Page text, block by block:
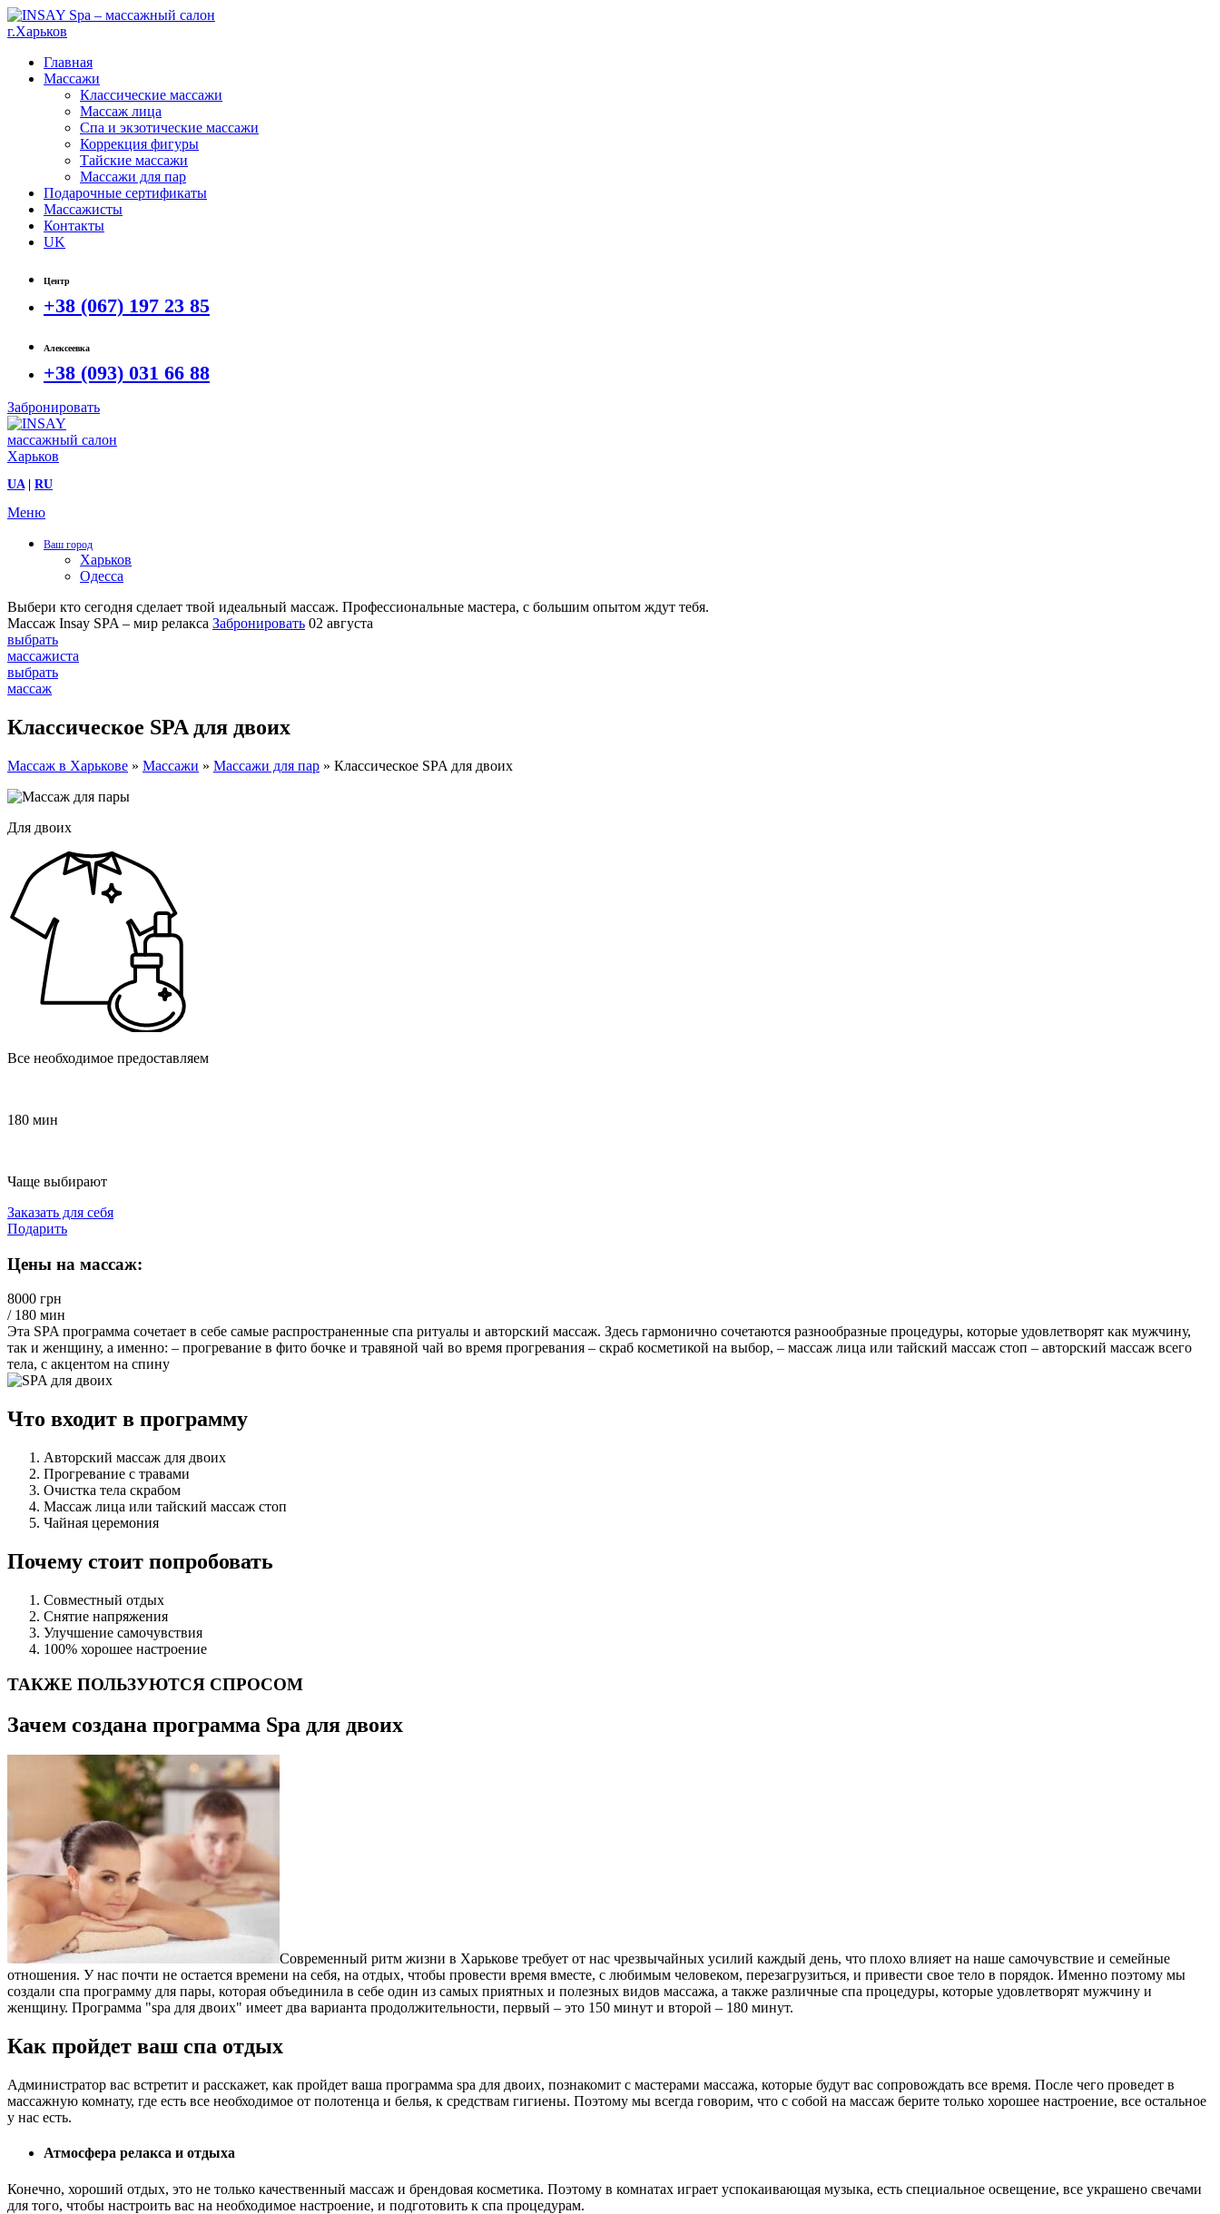
Главная
Массажи
Классические массажи
Массаж лица
Спа и экзотические массажи
Коррекция фигуры
Тайские массажи
Массажи для пар
Подарочные сертификаты
Массажисты
Контакты
UK
Центр
+38 (067) 197 23 85
Алексеевка
+38 (093) 031 66 88
Забронировать
UA| RU
Меню
Ваш город
Харьков
Одесса
Выбери кто сегодня сделает твой идеальный массаж. Профессиональные мастера, с большим опытом ждут тебя.
Массаж Insay SPA – мир релакса Забронировать 02 августа
выбрать
массажиста
выбрать
массаж
Классическое SPA для двоих
Массаж в Харькове » Массажи » Массажи для пар » Классическое SPA для двоих
Для двоих
Все необходимое предоставляем
180 мин
Чаще выбирают
Заказать для себя
Подарить
Цены на массаж:
8000 грн
/ 180 мин
Эта SPA программа сочетает в себе самые распространенные спа ритуалы и авторский массаж. Здесь гармонично сочетаются разнообразные процедуры, которые удовлетворят как мужчину,
так и женщину, а именно: – прогревание в фито бочке и травяной чай во время прогревания – скраб косметикой на выбор, – массаж лица или тайский массаж стоп – авторский массаж всего
тела, с акцентом на спину
Что входит в программу
Авторский массаж для двоих
Прогревание с травами
Очистка тела скрабом
Массаж лица или тайский массаж стоп
Чайная церемония
Почему стоит попробовать
Совместный отдых
Снятие напряжения
Улучшение самочувствия
100% хорошее настроение
ТАКЖЕ ПОЛЬЗУЮТСЯ СПРОСОМ
Зачем создана программа Spa для двоих
Современный ритм жизни в Харькове требует от нас чрезвычайных усилий каждый день, что плохо влияет на наше самочувствие и семейные
отношения. У нас почти не остается времени на себя, на отдых, чтобы провести время вместе, с любимым человеком, перезагрузиться, и привести свое тело в порядок. Именно поэтому мы
создали спа программу для пары, которая объединила в себе один из самых приятных и полезных видов массажа, а также различные спа процедуры, которые удовлетворят мужчину и
женщину. Программа "spa для двоих" имеет два варианта продолжительности, первый – это 150 минут и второй – 180 минут.
Как пройдет ваш спа отдых
Администратор вас встретит и расскажет, как пройдет ваша программа spa для двоих, познакомит с мастерами массажа, которые будут вас сопровождать все время. После чего проведет в
массажную комнату, где есть все необходимое от полотенца и белья, к средствам гигиены. Поэтому мы всегда говорим, что с собой на массаж берите только хорошее настроение, все остальное
у нас есть.
Атмосфера релакса и отдыха
Конечно, хороший отдых, это не только качественный массаж и брендовая косметика. Поэтому в комнатах играет успокаивающая музыка, есть специальное освещение, все украшено свечами
для того, чтобы настроить вас на необходимое настроение, и подготовить к спа процедурам.